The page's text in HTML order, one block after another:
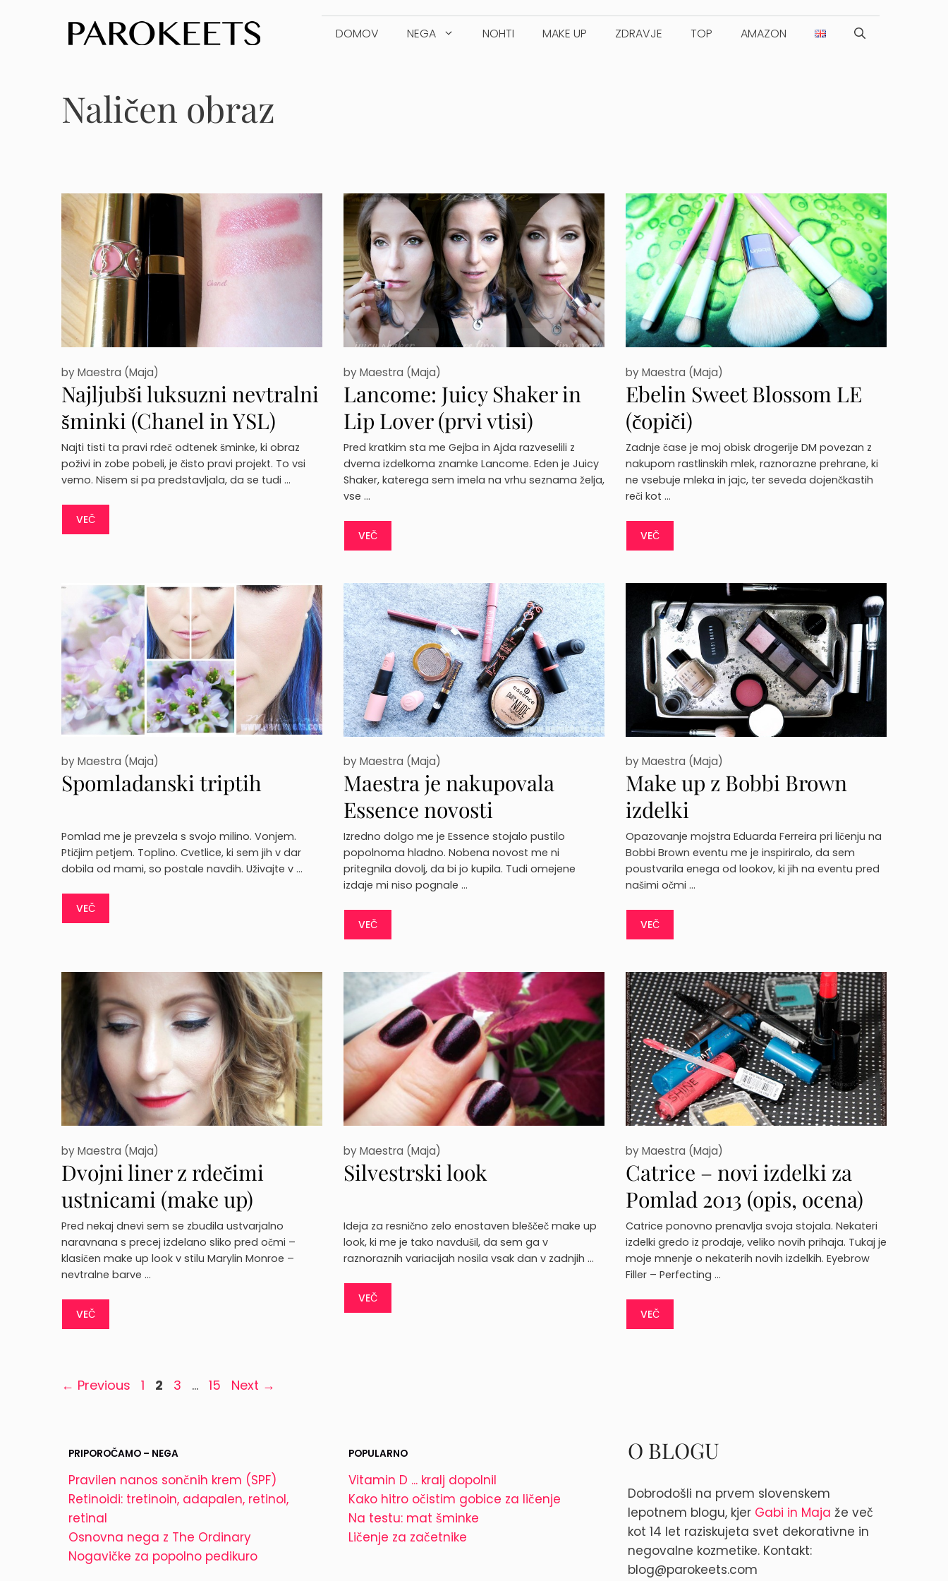
content
DOMOV NEGA NOHTI MAKE UP ZDRAVJE TOP AMAZON
Naličen obraz
Najljubši luksuzni nevtralni
šminki (Chanel in YSL)
byMaestra (Maja)
Najti tisti ta pravi rdeč odtenek šminke, ki obraz
poživi in zobe pobeli, je čisto pravi projekt. To vsi
vemo. Nisem si pa predstavljala, da se tudi …
VEČ
Lancome: Juicy Shaker in
Lip Lover (prvi vtisi)
byMaestra (Maja)
Pred kratkim sta me Gejba in Ajda razveselili z
dvema izdelkoma znamke Lancome. Eden je Juicy
Shaker, katerega sem imela na vrhu seznama želja,
vse …
VEČ
Ebelin Sweet Blossom LE
(čopiči)
byMaestra (Maja)
Zadnje čase je moj obisk drogerije DM povezan z
nakupom rastlinskih mlek, raznorazne prehrane, ki
ne vsebuje mleka in jajc, ter seveda dojenčkastih
reči kot …
VEČ
Spomladanski triptih
byMaestra (Maja)
Pomlad me je prevzela s svojo milino. Vonjem.
Ptičjim petjem. Toplino. Cvetlice, ki sem jih v dar
dobila od mami, so postale navdih. Uživajte v …
VEČ
Maestra je nakupovala
Essence novosti
byMaestra (Maja)
Izredno dolgo me je Essence stojalo pustilo
popolnoma hladno. Nobena novost me ni
pritegnila dovolj, da bi jo kupila. Tudi omejene
izdaje mi niso pognale …
VEČ
Make up z Bobbi Brown
izdelki
byMaestra (Maja)
Opazovanje mojstra Eduarda Ferreira pri ličenju na
Bobbi Brown eventu me je inspiriralo, da sem
poustvarila enega od lookov, ki jih na eventu pred
našimi očmi …
VEČ
Dvojni liner z rdečimi
ustnicami (make up)
byMaestra (Maja)
Pred nekaj dnevi sem se zbudila ustvarjalno
naravnana s precej izdelano sliko pred očmi –
klasičen make up look v stilu Marylin Monroe –
nevtralne barve …
VEČ
Silvestrski look
byMaestra (Maja)
Ideja za resnično zelo enostaven bleščeč make up
look, ki me je tako navdušil, da sem ga v
raznoraznih variacijah nosila vsak dan v zadnjih …
VEČ
Catrice – novi izdelki za
Pomlad 2013 (opis, ocena)
byMaestra (Maja)
Catrice ponovno prenavlja svoja stojala. Nekateri
izdelki gredo iz prodaje, veliko novih prihaja. Tukaj je
moje mnenje o nekaterih novih izdelkih. Eyebrow
Filler – Perfecting …
VEČ
← Previous Page
1 Page
2 Page
3 … Page
15 Next →
PRIPOROČAMO – NEGA
Pravilen nanos sončnih krem (SPF)
Retinoidi: tretinoin, adapalen, retinol,
retinal
Osnovna nega z The Ordinary
Nogavičke za popolno pedikuro
POPULARNO
Vitamin D ... kralj dopolnil
Kako hitro očistim gobice za ličenje
Na testu: mat šminke
Ličenje za začetnike
O BLOGU
Dobrodošli na prvem slovenskem
lepotnem blogu, kjer Gabi in Maja že več
kot 14 let raziskujeta svet dekorativne in
negovalne kozmetike. Kontakt:
blog@parokeets.com